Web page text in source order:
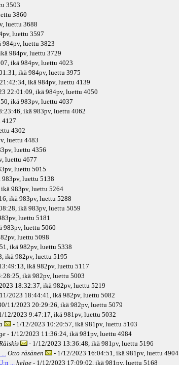
3503
3860
, luettu 3688
, luettu 3597
984pv, luettu 3823
984pv, luettu 3729
ikä 984pv, luettu 4023
ikä 984pv, luettu 3975
ikä 984pv, luettu 4139
22:01:09, ikä 984pv, luettu 4050
ikä983pv, luettu 4037
ikä983pv, luettu 4062
4127
4302
, luettu 4483
, luettu 4356
, luettu 4677
, luettu 5015
983pv, luettu 5138
983pv, luettu 5264
ikä 983pv, luettu 5288
ikä 983pv, luettu 5059
, luettu 5181
983pv, luettu 5060
, luettu 5098
ikä 982pv, luettu 5338
ikä 982pv, luettu 5195
ikä 982pv, luettu 5117
ikä 982pv, luettu 5003
18:32:37, ikä 982pv, luettu 5219
2023 18:44:41, ikä 982pv, luettu 5082
11/2023 20:29:26, ikä 982pv, luettu 5079
12/2023 9:47:17, ikä 981pv, luettu 5032
- 1/12/2023 10:20:57, ikä 981pv, luettu 5103
- 1/12/2023 11:36:24, ikä 981pv, luettu 4984
Räiskis - 1/12/2023 13:36:48, ikä 981pv, luettu 5196
Otto räsänen - 1/12/2023 16:04:51, ikä 981pv, luettu 4904
...
helge - 1/12/2023 17:09:02, ikä 981pv, luettu 5168